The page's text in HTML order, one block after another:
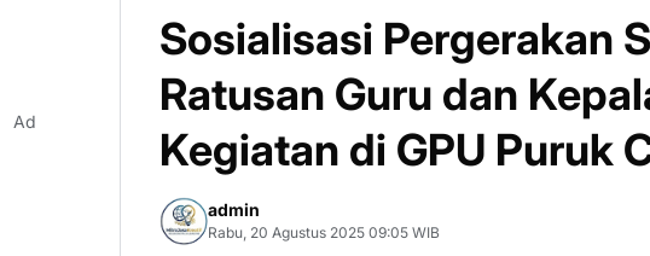
Sosialisasi Pergerakan
Ratusan Guru dan
Kegiatan di GPU Puruk
admin
Rabu, 20 Agustus 2025 09:05 WIB
Ad